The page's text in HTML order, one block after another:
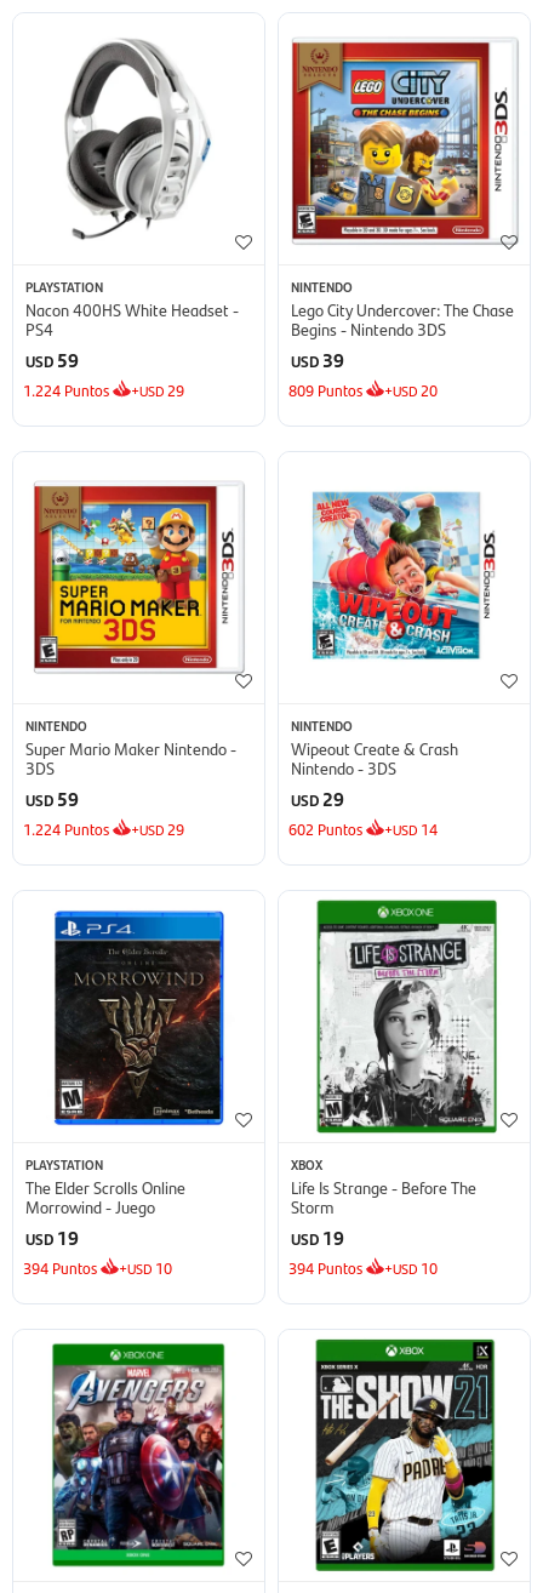
PLAYSTATION
Nacon 400HS White Headset -
PS4
USD 59
1.224 Puntos +USD29
NINTENDO
Lego City Undercover: The Chase
Begins - Nintendo 3DS
USD 39
809 Puntos +USD20
NINTENDO
Super Mario Maker Nintendo -
3DS
USD 59
1.224 Puntos +USD29
NINTENDO
Wipeout Create & Crash
Nintendo - 3DS
USD29
602 Puntos +USD 14
PLAYSTATION
The Elder Scrolls Online
Morrowind - Juego
USD 19
394 Puntos +USD 10
XBOX
Life Is Strange - Before The
Storm
USD 19
394 Puntos +USD 10